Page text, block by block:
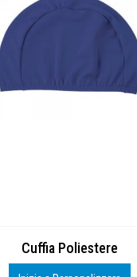
BS600 – 5139960